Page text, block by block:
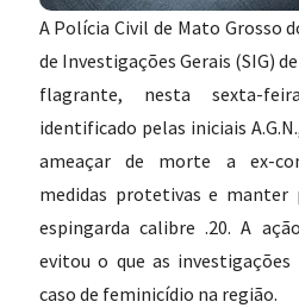
A Polícia Civil de Mato Grosso
de Investigações Gerais (SIG)
flagrante, nesta sexta-
identificado pelas iniciais
ameaçar de morte a ex-
medidas protetivas e manter
espingarda calibre .20. A
evitou o que as
caso de feminicídio na região.